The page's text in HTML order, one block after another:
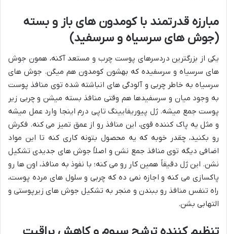
مبارزه قدرتمند با کومدون های باز و بسته
(جوش های سرسیاه و سرسفید)
یکی از بزرگترین دردسرهای پوست چرب و مستعد آکنه، همون جوش
های سرسیاه و سرسفیده که بهشون کومدون هم میگن. جوش های
سرسیاه به خاطر چربی و آلودگی های انباشته شده توی منافذ پوست
به وجود میان و سرسفیدها هم وقتی منافذ بسته میشن و چربی زیر
پوست جمع میشه. ژل پیوریفایینگ تاپی درم اینجا وارد عمل میشه
و مثل یه پاک کننده قوی، این منافذ رو از عمق تمیز می کنه. فکرش
رو بکنید، چقدر خوبه که یه محصول بتونه کاری کنه تا این مواد
اضافی دیگه توی منافذ جمع نشن و اصلاً جوش های جدیدی تشکیل
نشن. این ژل دقیقاً همین کار رو می کنه؛ با نفوذ به منافذ، اون ها رو
پاکسازی می کنه و اجازه نمی ده که چربی و سلول های مرده پوست،
راه تنفس منافذ رو ببندن و منجر به تشکیل جوش های زیرپوستی و
التهابی بشن.